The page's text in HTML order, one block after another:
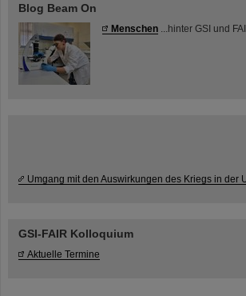
Blog Beam On
Menschen ...hinter GSI und
Umgang mit den Auswirkungen des Kriegs in der
GSI-FAIR Kolloquium
Aktuelle Termine